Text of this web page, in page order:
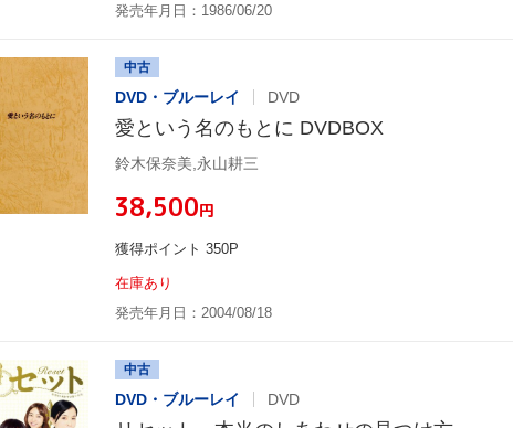
発売年月日：1986/06/20
中古
DVD・ブルーレイ DVD
愛という名のもとに DVDBOX
鈴木保奈美,永山耕三
¥38,500円
獲得ポイント 350P
在庫あり
発売年月日：2004/08/18
中古
DVD・ブルーレイ DVD